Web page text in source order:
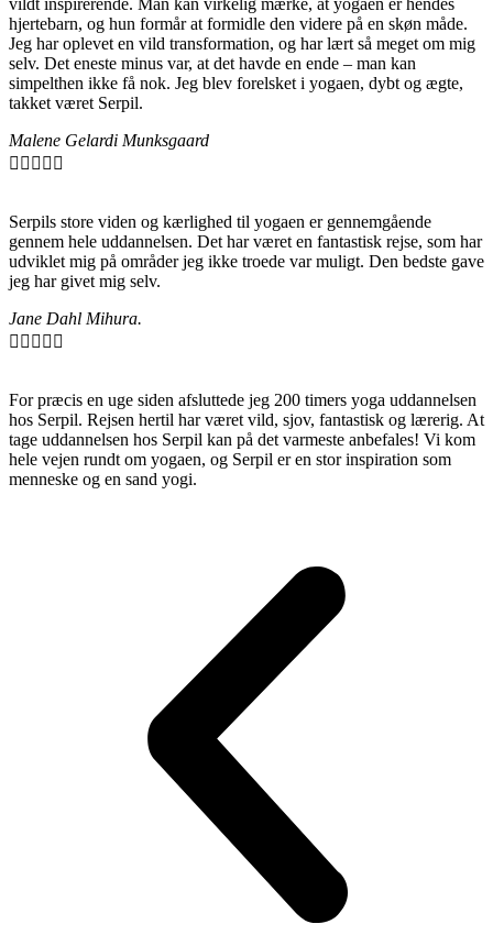
hjertebarn, og hun formår at formidle den videre på en skøn måde.
Jeg har oplevet en vild transformation, og har lært så meget om mig
selv. Det eneste minus var, at det havde en ende – man kan
simpelthen ikke få nok. Jeg blev forelsket i yogaen, dybt og ægte,
takket været Serpil.
Malene Gelardi Munksgaard
    
Serpils store viden og kærlighed til yogaen er gennemgående
gennem hele uddannelsen. Det har været en fantastisk rejse, som har
udviklet mig på områder jeg ikke troede var muligt. Den bedste gave
jeg har givet mig selv.
Jane Dahl Mihura.
    
For præcis en uge siden afsluttede jeg 200 timers yoga uddannelsen
hos Serpil. Rejsen hertil har været vild, sjov, fantastisk og lærerig. At
tage uddannelsen hos Serpil kan på det varmeste anbefales! Vi kom
hele vejen rundt om yogaen, og Serpil er en stor inspiration som
menneske og en sand yogi.